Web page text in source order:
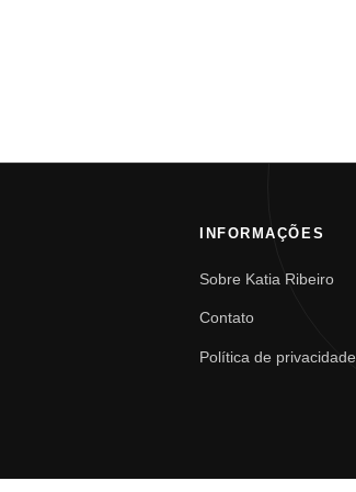
INFORMAÇÕES
Sobre Katia Ribeiro
Contato
Política de privacidade